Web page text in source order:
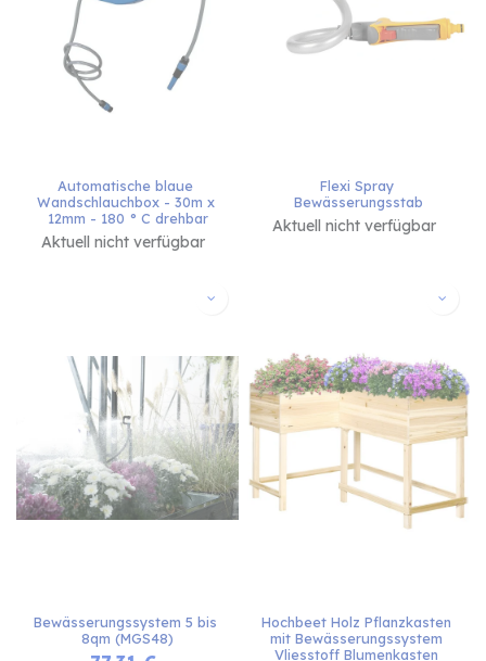
Automatische blaue
Wandschlauchbox - 30m x
12mm - 180 ° C drehbar
Aktuell nicht verfügbar
Flexi Spray
Bewässerungsstab
Aktuell nicht verfügbar
Bewässerungssystem 5 bis
8qm (MGS48)
Hochbeet Holz Pflanzkasten
mit Bewässerungssystem
Vliesstoff Blumenkasten